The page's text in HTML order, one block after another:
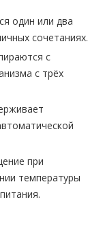
один или два
сочетаниях.
с
с трёх
при
температуры